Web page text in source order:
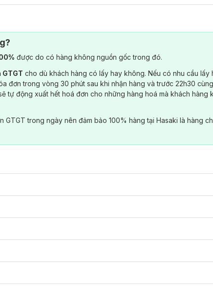
được do có hàng không nguồn gốc trong đó.
GTGT cho dù khách hàng có lấy hay không. Nếu có nhu cầu lấy
đơn trong vòng 30 phút sau khi nhận hàng và trước 22h30
tự động xuất hết hoá đơn cho những hàng hoá mà khách hàng
GTGT trong ngày nên đảm bảo 100% hàng tại Hasaki là hàng